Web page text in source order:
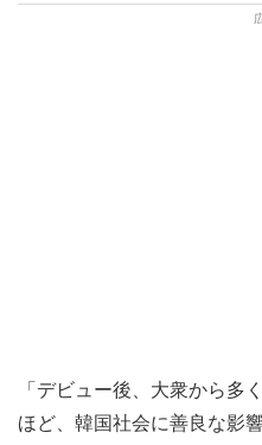
「デビュー後、大衆から多
ほど、韓国社会に善良な影